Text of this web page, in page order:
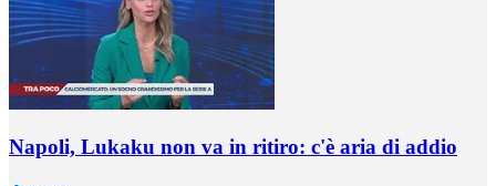
Napoli, Lukaku non va in ritiro: c'è aria di addio